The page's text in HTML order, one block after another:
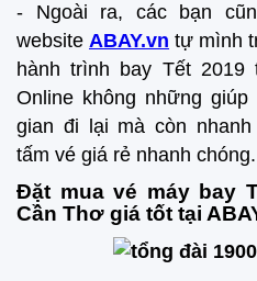
- Ngoài ra, các bạn
website ABAY.vn tự mình
hành trình bay Tết
Online không những
gian đi lại mà còn
tấm vé giá rẻ nhanh chóng.
Đặt mua vé máy bay
Cần Thơ giá tốt tại